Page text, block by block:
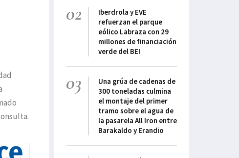
02
Iberdrola y EVE
refuerzan el parque
eólico Labraza con 29
millones de financiación
verde del BEI
03
Una grúa de cadenas de
300 toneladas culmina
el montaje del primer
tramo sobre el agua de
la pasarela All Iron entre
Barakaldo y Erandio